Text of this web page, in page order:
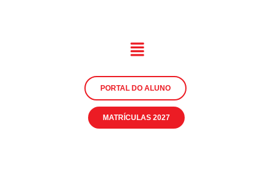
PORTAL DO ALUNO
MATRÍCULAS 2027